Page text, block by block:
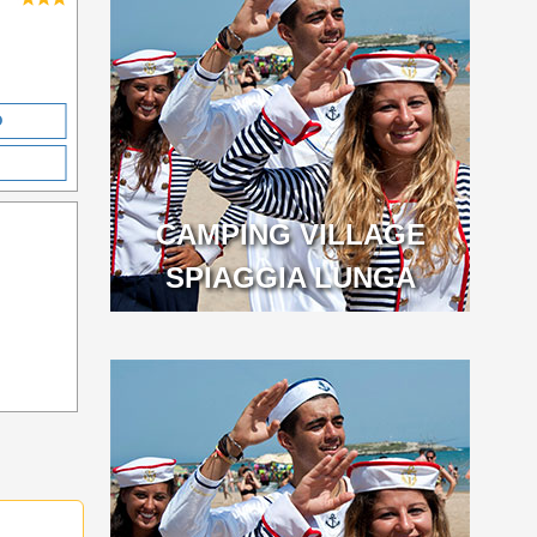
CAMPING VILLAGE
SPIAGGIA LUNGA